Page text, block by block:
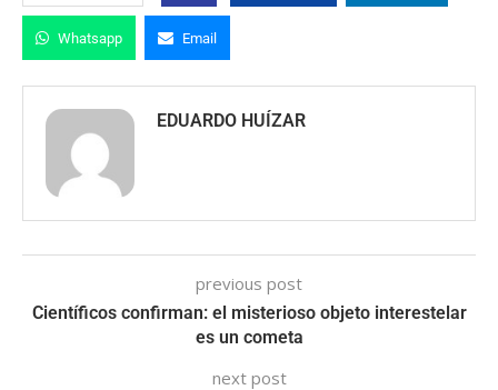
Whatsapp Email
EDUARDO HUÍZAR
previous post
Científicos confirman: el misterioso objeto interestelar
es un cometa
next post